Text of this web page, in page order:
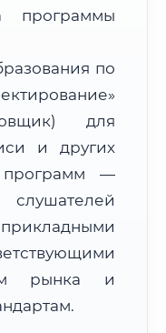
+995 (431)
4600–4610
программы
по
для
и других
—
рынка и